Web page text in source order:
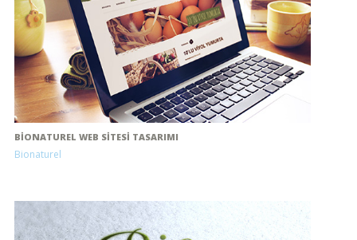
BIONATUREL WEB SITESI TASARIMI
Bionaturel